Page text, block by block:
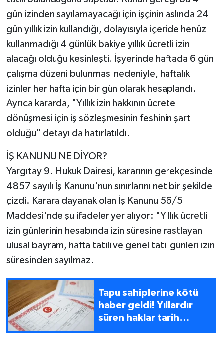
gün izinden sayılamayacağı için işçinin aslında 24
gün yıllık izin kullandığı, dolayısıyla içeride henüz
kullanmadığı 4 günlük bakiye yıllık ücretli izin
alacağı olduğu kesinleşti. İşyerinde haftada 6 gün
çalışma düzeni bulunması nedeniyle, haftalık
izinler her hafta için bir gün olarak hesaplandı.
Ayrıca kararda, "Yıllık izin hakkının ücrete
dönüşmesi için iş sözleşmesinin feshinin şart
olduğu" detayı da hatırlatıldı.
İŞ KANUNU NE DİYOR?
Yargıtay 9. Hukuk Dairesi, kararının gerekçesinde
4857 sayılı İş Kanunu'nun sınırlarını net bir şekilde
çizdi. Karara dayanak olan İş Kanunu 56/5
Maddesi'nde şu ifadeler yer alıyor: "Yıllık ücretli
izin günlerinin hesabında izin süresine rastlayan
ulusal bayram, hafta tatili ve genel tatil günleri izin
süresinden sayılmaz.
Tapu sahiplerine kötü
haber geldi! Yıllardır
süren haklar tarih